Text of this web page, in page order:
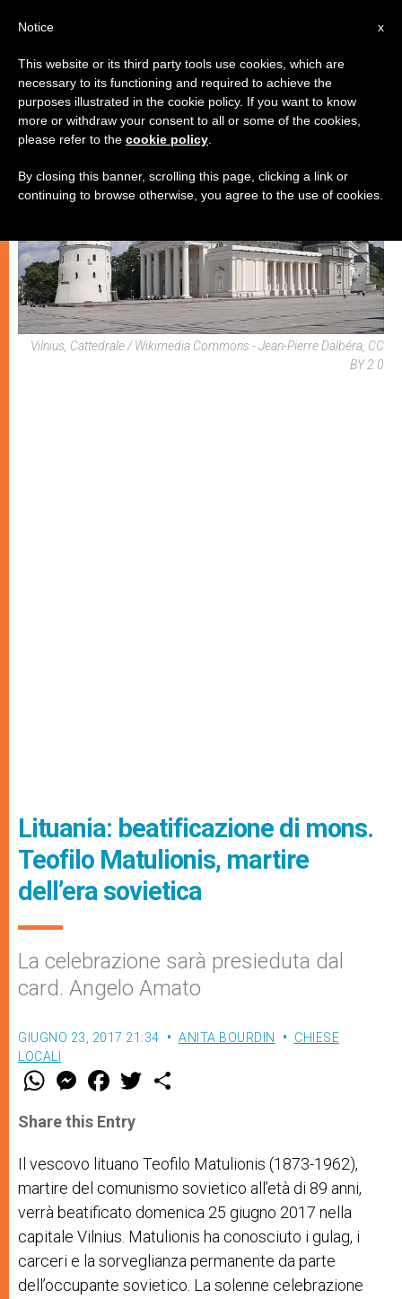
CHIESE LOCALI
Vilnius, Cattedrale / Wikimedia Commons - Jean-Pierre Dalbéra, CC
BY 2.0
Lituania: beatificazione di mons.
Teofilo Matulionis, martire
dell’era sovietica
La celebrazione sarà presieduta dal
card. Angelo Amato
GIUGNO 23, 2017 21:34 ANITA BOURDIN
CHIESE
LOCALI
W
t
s
p
p
M
e
s
e
g
e
r
F
a
e
b
o
k
w
r
Share this Entry
Il vescovo lituano Teofilo Matulionis (1873-1962),
martire del comunismo sovietico all’età di 89 anni,
verrà beatificato domenica 25 giugno 2017 nella
capitale Vilnius. Matulionis ha conosciuto i gulag, i
carceri e la sorveglianza permanente da parte
dell’occupante sovietico. La solenne celebrazione
x
Notice
This website or its third party tools use cookies, which are
necessary to its functioning and required to achieve the
purposes illustrated in the cookie policy. If you want to know
more or withdraw your consent to all or some of the cookies,
please refer to the cookie policy
By closing this banner, scrolling this page, clicking a link or
continuing to browse otherwise, you agree to the use of cookies.